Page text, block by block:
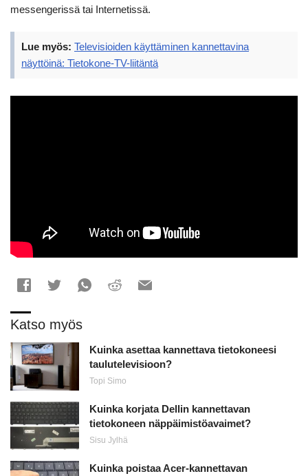
messengerissä tai Internetissä.
Lue myös: Televisioiden käyttäminen kannettavina
näyttöinä: Tietokone-TV-liitäntä
Katso myös
Kuinka asettaa kannettava tietokoneesi
taulutelevisioon?
Topi Simo
Kuinka korjata Dellin kannettavan
tietokoneen näppäimistöavaimet?
Sisu Jylhä
Kuinka poistaa Acer-kannettavan